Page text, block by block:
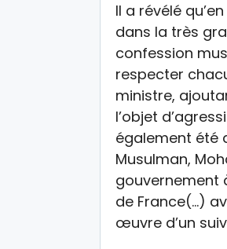
Il a révélé
dans la très
confession
respecter
ministre,
l’objet
également été
Musulman,
gouvernement
de France(…)
œuvre d’un